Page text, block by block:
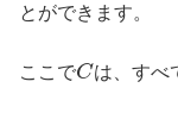
とができます。
ここで
C
は、すべ